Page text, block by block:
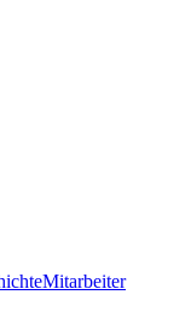
Mitarbeiter